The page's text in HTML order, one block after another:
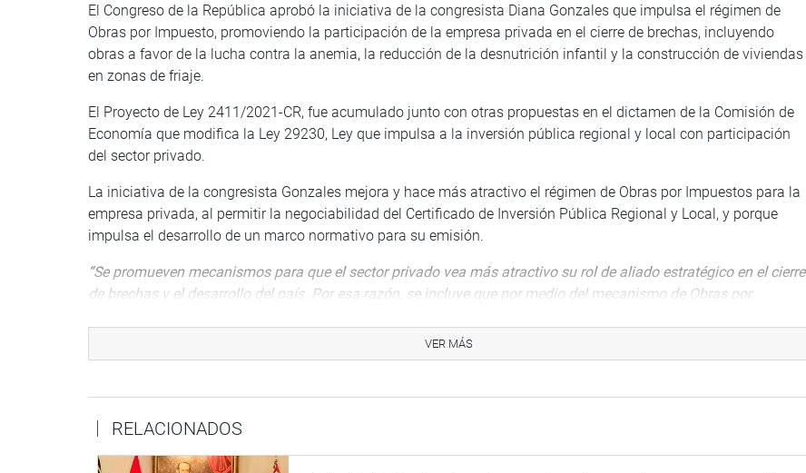
El Congreso de la República aprobó la iniciativa de la congresista Diana Gonzales que impulsa el régimen de
Obras por Impuesto, promoviendo la participación de la empresa privada en el cierre de brechas, incluyendo
obras a favor de la lucha contra la anemia, la reducción de la desnutrición infantil y la construcción de viviendas
en zonas de friaje.
El Proyecto de Ley 2411/2021-CR, fue acumulado junto con otras propuestas en el dictamen de la Comisión de
Economía que modifica la Ley 29230, Ley que impulsa a la inversión pública regional y local con participación
del sector privado.
La iniciativa de la congresista Gonzales mejora y hace más atractivo el régimen de Obras por Impuestos para la
empresa privada, al permitir la negociabilidad del Certificado de Inversión Pública Regional y Local, y porque
impulsa el desarrollo de un marco normativo para su emisión.
“Se promueven mecanismos para que el sector privado vea más atractivo su rol de aliado estratégico en el cierre
de brechas y el desarrollo del país. Por esa razón, se incluye que por medio del mecanismo de Obras por
VER MÁS
RELACIONADOS